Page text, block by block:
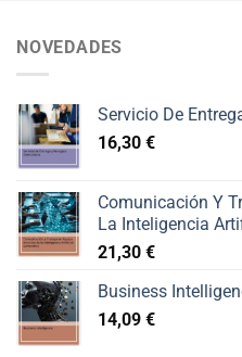
NOVEDADES
Servicio De
16,30 €
Comunicación Y
La Inteligencia
21,30 €
Business
14,09 €